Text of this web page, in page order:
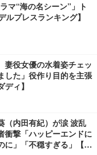
マ“海の名シーン”」ト
ルプレスランキング】
妻役女優の水着姿チェッ
した」役作り目的を主張
ディ】
（内田有紀）が涙 波乱
衝撃「ハッピーエンドに
に」「不穏すぎる」【ネ